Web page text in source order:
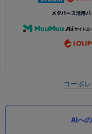
コーポ
AIへ